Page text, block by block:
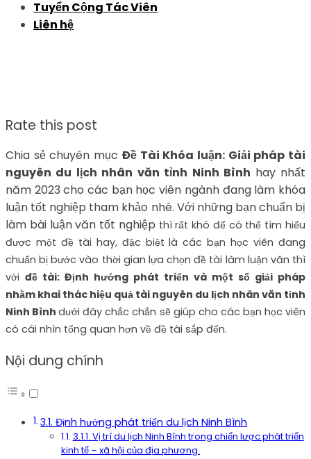
Tuyển Cộng Tác Viên
Liên hệ
Rate this post
Chia sẻ chuyên mục Đề Tài Khóa luận: Giải pháp tài
nguyên du lịch nhân văn tỉnh Ninh Bình hay nhất
năm 2023 cho các bạn học viên ngành đang làm khóa
luận tốt nghiệp tham khảo nhé. Với những bạn chuẩn bị
làm bài luận văn tốt nghiệp thì rất khó để có thể tìm hiểu
được một đề tài hay, đặc biệt là các bạn học viên đang
chuẩn bị bước vào thời gian lựa chọn đề tài làm luận văn thì
với đề tài: Định hướng phát triển và một số giải pháp
nhằm khai thác hiệu quả tài nguyên du lịch nhân văn tỉnh
Ninh Bìnhdưới đây chắc chắn sẽ giúp cho các bạn học viên
có cái nhìn tổng quan hơn về đề tài sắp đến.
Nội dung chính
3.1. Định hướng phát triển du lịch Ninh Bình
3.1.1. Vị trí du lịch Ninh Bình trong chiến lược phát triển
kinh tế – xã hội của địa phương.